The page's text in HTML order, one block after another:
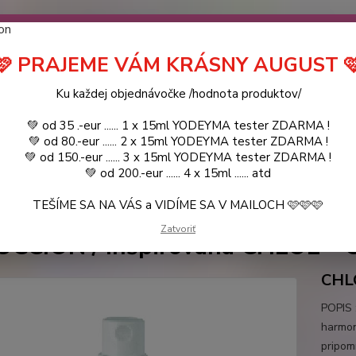
❤️ od .. 35 .-eur CENA PRODUKTOV si môžte vybrať ..
.. (TIE VŠAK TERBA VPÍSAŤ V SEKCII DODACE
a VIDÍME SA V MAILOCH a v Košiciach :) aj OSOBNE. 👋🤚👋 ..
KATALÓG Blog
Hľadať
YODEYMA - DÁMSKE PARFEMY VZORKY VôNÍ SEDUCCIÓN /
/ Inšpirovaná CHLOE -
PRAJEME VÁM KRÁSNY AUGUST
Ku každej objednávočke /hodnota produktov/
💚 od 35 .-eur ...... 1 x 15ml YODEYMA tester ZDARMA !
💚 od 80.-eur ...... 2 x 15ml YODEYMA tester ZDARMA !
💚 od 150.-eur ...... 3 x 15ml YODEYMA tester ZDARMA !
💚 od 200.-eur ...... 4 x 15ml ...... atd
TEŠÍME SA NA VÁS a VIDÍME SA V MAILOCH 🩷🩷🩷
Zatvoriť